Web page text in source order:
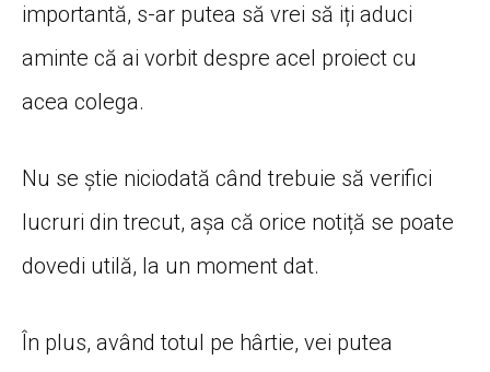
importantă, s-ar putea să vrei să iți aduci
aminte că ai vorbit despre acel proiect cu
acea colega.
Nu se știe niciodată când trebuie să verifici
lucruri din trecut, așa că orice notiță se poate
dovedi utilă, la un moment dat.
În plus, având totul pe hârtie, vei putea